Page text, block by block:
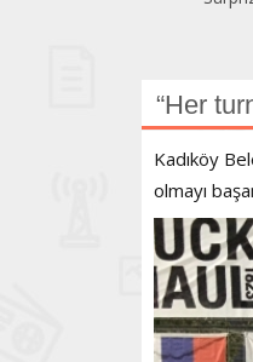
“Her
Kadıköy
olmayı